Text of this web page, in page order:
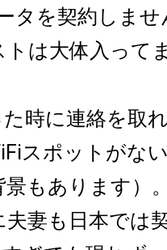
タを契約しま
は大体入って
時に連絡を取
スポットがな
もあります）
妻も日本では